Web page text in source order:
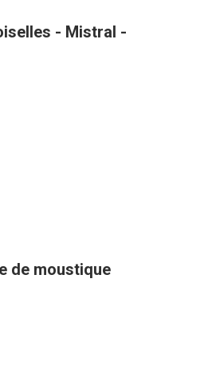
- Mistral -
de moustique